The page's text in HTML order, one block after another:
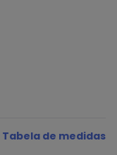
Tabela de medidas